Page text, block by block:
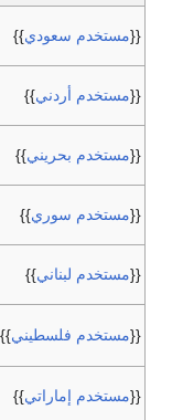
{{مستخدم سعودي}}
{{مستخدم أردني}}
{{مستخدم بحريني}}
{{مستخدم سوري}}
{{مستخدم لبناني}}
{{مستخدم فلسطيني}}
{{مستخدم إماراتي}}